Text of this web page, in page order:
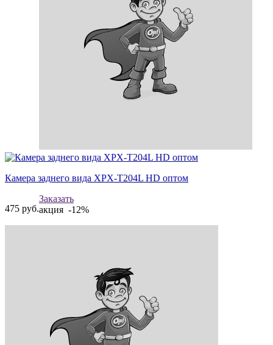
Камера заднего вида XPX-T204L HD оптом
475 руб.
Заказать
акция -12%